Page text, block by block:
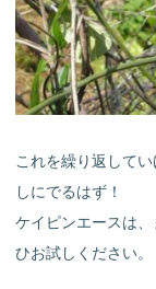
これを繰り返して
しにでるはず！
ケイピンエースは
ひお試しください。